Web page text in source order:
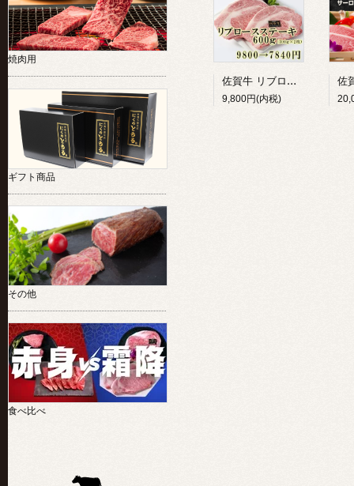
佐賀牛 リブロースステーキ 300g×2枚（600g）
9,800円(内税)
焼肉用
ギフト商品
その他
食べ比べ